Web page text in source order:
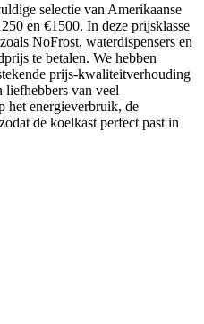
selectie van Amerikaanse
en €1500. In deze prijsklasse
NoFrost, waterdispensers en
te betalen. We hebben
prijs-kwaliteitverhouding
liefhebbers van veel
het energieverbruik, de
de koelkast perfect past in